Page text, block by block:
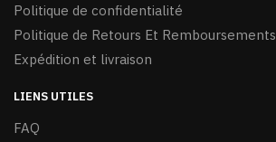
Politique de confidentialité
Politique de Retours Et Remboursements
Expédition et livraison
LIENS UTILES
FAQ